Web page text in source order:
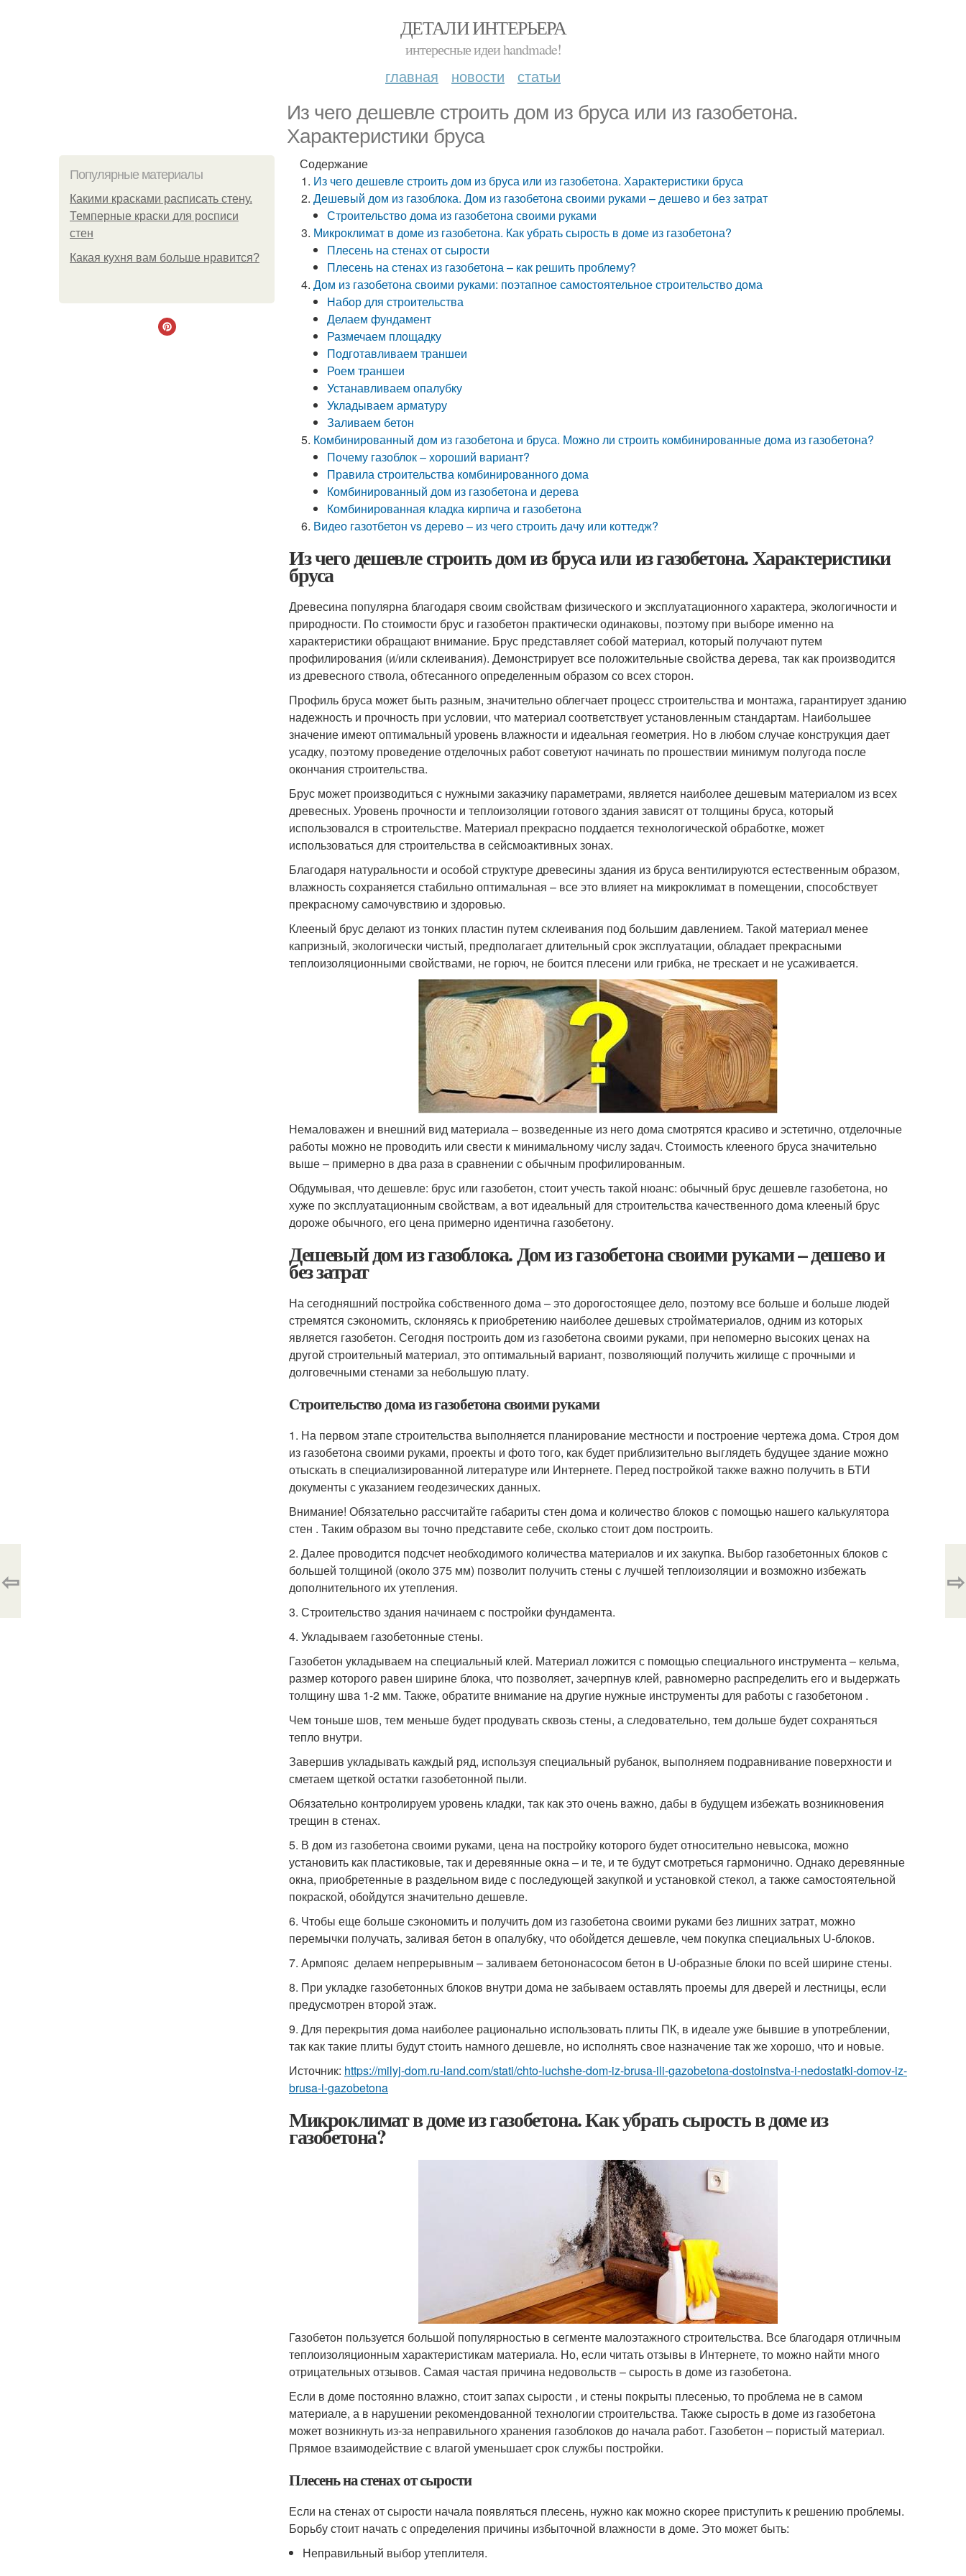
ДЕТАЛИ ИНТЕРЬЕРА
интересные идеи handmade!
главная новости статьи
Из чего дешевле строить дом из бруса или из газобетона.
Характеристики бруса
Популярные материалы
Какими красками расписать стену.
Темперные краски для росписи
стен
Какая кухня вам больше нравится?
Содержание
Из чего дешевле строить дом из бруса или из газобетона. Характеристики бруса
Дешевый дом из газоблока. Дом из газобетона своими руками – дешево и без затрат
Строительство дома из газобетона своими руками
Микроклимат в доме из газобетона. Как убрать сырость в доме из газобетона?
Плесень на стенах от сырости
Плесень на стенах из газобетона – как решить проблему?
Дом из газобетона своими руками: поэтапное самостоятельное строительство дома
Набор для строительства
Делаем фундамент
Размечаем площадку
Подготавливаем траншеи
Роем траншеи
Устанавливаем опалубку
Укладываем арматуру
Заливаем бетон
Комбинированный дом из газобетона и бруса. Можно ли строить комбинированные дома из газобетона?
Почему газоблок – хороший вариант?
Правила строительства комбинированного дома
Комбинированный дом из газобетона и дерева
Комбинированная кладка кирпича и газобетона
Видео газотбетон vs дерево – из чего строить дачу или коттедж?
Из чего дешевле строить дом из бруса или из газобетона. Характеристики
бруса
Древесина популярна благодаря своим свойствам физического и эксплуатационного характера, экологичности и
природности. По стоимости брус и газобетон практически одинаковы, поэтому при выборе именно на
характеристики обращают внимание. Брус представляет собой материал, который получают путем
профилирования (и/или склеивания). Демонстрирует все положительные свойства дерева, так как производится
из древесного ствола, обтесанного определенным образом со всех сторон.
Профиль бруса может быть разным, значительно облегчает процесс строительства и монтажа, гарантирует зданию
надежность и прочность при условии, что материал соответствует установленным стандартам. Наибольшее
значение имеют оптимальный уровень влажности и идеальная геометрия. Но в любом случае конструкция дает
усадку, поэтому проведение отделочных работ советуют начинать по прошествии минимум полугода после
окончания строительства.
Брус может производиться с нужными заказчику параметрами, является наиболее дешевым материалом из всех
древесных. Уровень прочности и теплоизоляции готового здания зависят от толщины бруса, который
использовался в строительстве. Материал прекрасно поддается технологической обработке, может
использоваться для строительства в сейсмоактивных зонах.
Благодаря натуральности и особой структуре древесины здания из бруса вентилируются естественным образом,
влажность сохраняется стабильно оптимальная – все это влияет на микроклимат в помещении, способствует
прекрасному самочувствию и здоровью.
Клееный брус делают из тонких пластин путем склеивания под большим давлением. Такой материал менее
капризный, экологически чистый, предполагает длительный срок эксплуатации, обладает прекрасными
теплоизоляционными свойствами, не горюч, не боится плесени или грибка, не трескает и не усаживается.
Немаловажен и внешний вид материала – возведенные из него дома смотрятся красиво и эстетично, отделочные
работы можно не проводить или свести к минимальному числу задач. Стоимость клееного бруса значительно
выше – примерно в два раза в сравнении с обычным профилированным.
Обдумывая, что дешевле: брус или газобетон, стоит учесть такой нюанс: обычный брус дешевле газобетона, но
хуже по эксплуатационным свойствам, а вот идеальный для строительства качественного дома клееный брус
дороже обычного, его цена примерно идентична газобетону.
Дешевый дом из газоблока. Дом из газобетона своими руками – дешево и
без затрат
На сегодняшний постройка собственного дома – это дорогостоящее дело, поэтому все больше и больше людей
стремятся сэкономить, склоняясь к приобретению наиболее дешевых стройматериалов, одним из которых
является газобетон. Сегодня построить дом из газобетона своими руками, при непомерно высоких ценах на
другой строительный материал, это оптимальный вариант, позволяющий получить жилище с прочными и
долговечными стенами за небольшую плату.
Строительство дома из газобетона своими руками
1. На первом этапе строительства выполняется планирование местности и построение чертежа дома. Строя дом
из газобетона своими руками, проекты и фото того, как будет приблизительно выглядеть будущее здание можно
отыскать в специализированной литературе или Интернете. Перед постройкой также важно получить в БТИ
документы с указанием геодезических данных.
Внимание! Обязательно рассчитайте габариты стен дома и количество блоков с помощью нашего калькулятора
стен . Таким образом вы точно представите себе, сколько стоит дом построить.
2. Далее проводится подсчет необходимого количества материалов и их закупка. Выбор газобетонных блоков с
большей толщиной (около 375 мм) позволит получить стены с лучшей теплоизоляции и возможно избежать
дополнительного их утепления.
3. Строительство здания начинаем с постройки фундамента.
4. Укладываем газобетонные стены.
Газобетон укладываем на специальный клей. Материал ложится с помощью специального инструмента – кельма,
размер которого равен ширине блока, что позволяет, зачерпнув клей, равномерно распределить его и выдержать
толщину шва 1-2 мм. Также, обратите внимание на другие нужные инструменты для работы с газобетоном .
Чем тоньше шов, тем меньше будет продувать сквозь стены, а следовательно, тем дольше будет сохраняться
тепло внутри.
Завершив укладывать каждый ряд, используя специальный рубанок, выполняем подравнивание поверхности и
сметаем щеткой остатки газобетонной пыли.
Обязательно контролируем уровень кладки, так как это очень важно, дабы в будущем избежать возникновения
трещин в стенах.
5. В дом из газобетона своими руками, цена на постройку которого будет относительно невысока, можно
установить как пластиковые, так и деревянные окна – и те, и те будут смотреться гармонично. Однако деревянные
окна, приобретенные в раздельном виде с последующей закупкой и установкой стекол, а также самостоятельной
покраской, обойдутся значительно дешевле.
6. Чтобы еще больше сэкономить и получить дом из газобетона своими руками без лишних затрат, можно
перемычки получать, заливая бетон в опалубку, что обойдется дешевле, чем покупка специальных U-блоков.
7. Армпояс делаем непрерывным – заливаем бетононасосом бетон в U-образные блоки по всей ширине стены.
8. При укладке газобетонных блоков внутри дома не забываем оставлять проемы для дверей и лестницы, если
предусмотрен второй этаж.
9. Для перекрытия дома наиболее рационально использовать плиты ПК, в идеале уже бывшие в употреблении,
так как такие плиты будут стоить намного дешевле, но исполнять свое назначение так же хорошо, что и новые.
Источник: https://milyj-dom.ru-land.com/stati/chto-luchshe-dom-iz-brusa-ili-gazobetona-dostoinstva-i-nedostatki-domov-iz-
brusa-i-gazobetona
Микроклимат в доме из газобетона. Как убрать сырость в доме из
газобетона?
Газобетон пользуется большой популярностью в сегменте малоэтажного строительства. Все благодаря отличным
теплоизоляционным характеристикам материала. Но, если читать отзывы в Интернете, то можно найти много
отрицательных отзывов. Самая частая причина недовольств – сырость в доме из газобетона.
Если в доме постоянно влажно, стоит запах сырости , и стены покрыты плесенью, то проблема не в самом
материале, а в нарушении рекомендованной технологии строительства. Также сырость в доме из газобетона
может возникнуть из-за неправильного хранения газоблоков до начала работ. Газобетон – пористый материал.
Прямое взаимодействие с влагой уменьшает срок службы постройки.
Плесень на стенах от сырости
Если на стенах от сырости начала появляться плесень, нужно как можно скорее приступить к решению проблемы.
Борьбу стоит начать с определения причины избыточной влажности в доме. Это может быть:
Неправильный выбор утеплителя.
⇦ ⇨